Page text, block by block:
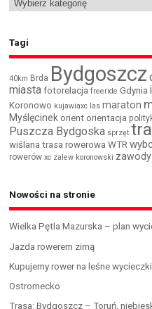
Tagi
40km Brda Bydgoszcz
miasta fotorelacja freeride Gdynia
Koronowo kujawiaxc las maraton
Myślęcinek orient orientacja
Puszcza Bydgoska sprzęt
wiślana trasa rowerowa WTR
rowerów xc zalew koronowski zawody
Nowości na stronie
Wielka Pętla Mazurska – plan
Jazda rowerem zimą
Kupujemy rower na leśne
Ostromecko
Trasa: Bydgoszcz – Toruń,